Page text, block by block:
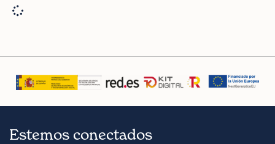
Estemos conectados